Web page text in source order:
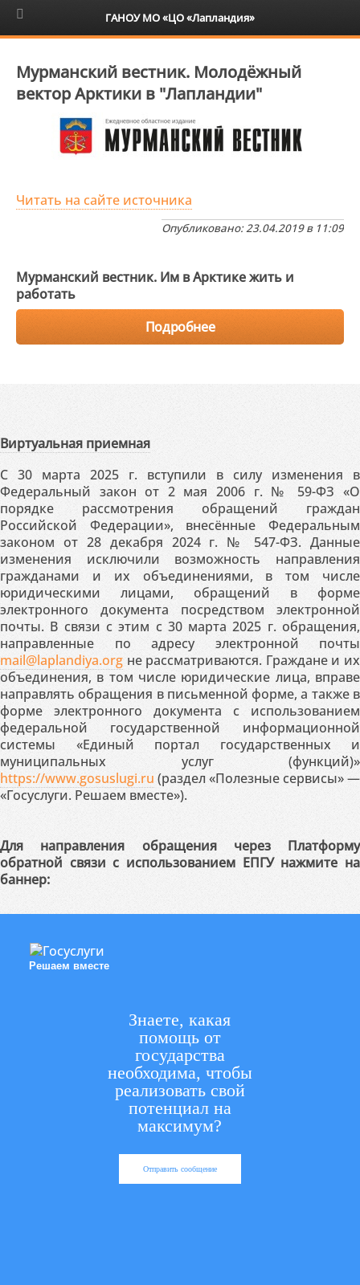
6+
Мурманский вестник. Молодёжный
вектор Арктики в "Лапландии"
Читать на сайте источника
Опубликовано: 23.04.2019 в 11:09
Мурманский вестник. Им в Арктике жить и
работать
Подробнее
Виртуальная приемная
С 30 марта 2025 г. вступили в силу изменения в
Федеральный закон от 2 мая 2006 г. № 59-ФЗ «О
порядке рассмотрения обращений граждан
Российской Федерации», внесённые Федеральным
законом от 28 декабря 2024 г. № 547-ФЗ. Данные
изменения исключили возможность направления
гражданами и их объединениями, в том числе
юридическими лицами, обращений в форме
электронного документа посредством электронной
почты. В связи с этим с 30 марта 2025 г. обращения,
направленные по адресу электронной почты
mail@laplandiya.org не рассматриваются. Граждане и их
объединения, в том числе юридические лица, вправе
направлять обращения в письменной форме, а также в
форме электронного документа с использованием
федеральной государственной информационной
системы «Единый портал государственных и
муниципальных услуг (функций)»
https://www.gosuslugi.ru (раздел «Полезные сервисы» —
«Госуслуги. Решаем вместе»).
Для направления обращения через Платформу
обратной связи с использованием ЕПГУ нажмите на
баннер:
Решаем вместе
Знаете, какая
помощь от
государства
необходима, чтобы
реализовать свой
потенциал на
максимум?
Отправить сообщение
ГАНОУ МО «ЦО «Лапландия»